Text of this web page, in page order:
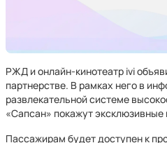
РЖД и онлайн-кинотеатр ivi
партнерстве. В рамках него в
развлекательной системе
«Сапсан» покажут эксклюзивные
Пассажирам будет доступен к